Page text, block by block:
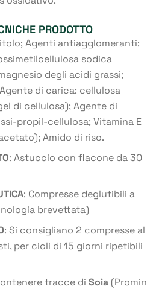
PRODOTTO
Agenti antiagglomeranti:
sodica
degli acidi grassi;
di carica: cellulosa
di cellulosa); Agente di
propil-cellulosa; Vitamina E
Amido di riso.
: Astuccio con flacone da 30
: Compresse deglutibili a
brevettata)
: Si consigliano 2 compresse al
per cicli di 15 giorni ripetibili
tracce di Soia (Promin